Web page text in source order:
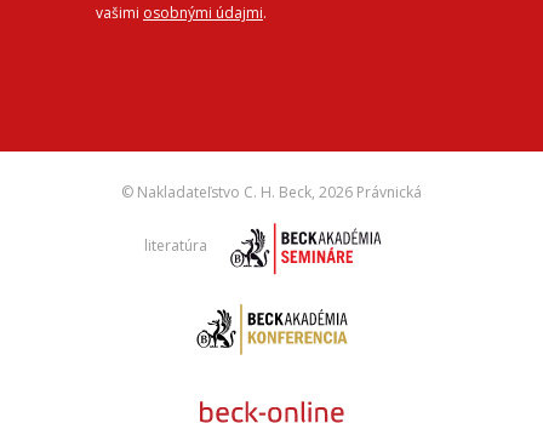
vašimi osobnými údajmi.
© Nakladateľstvo C. H. Beck, 2026 Právnická
literatúra